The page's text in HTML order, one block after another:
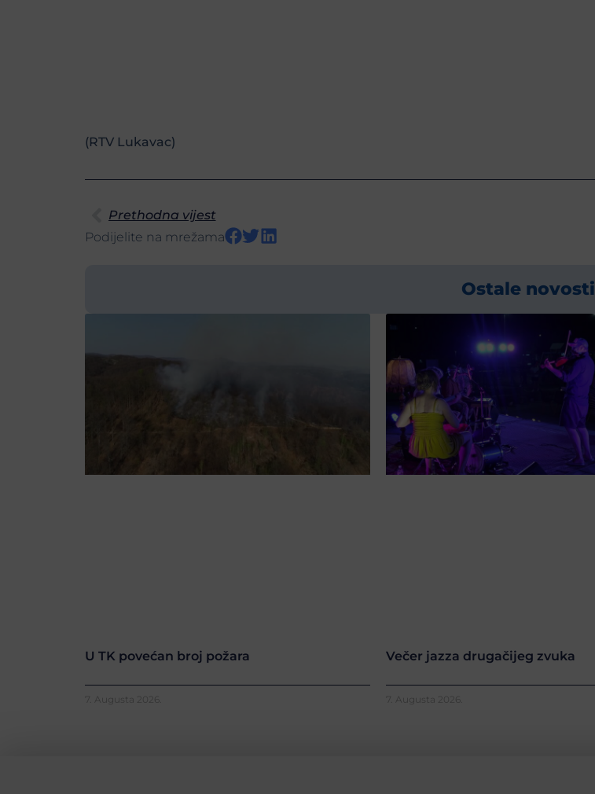
(RTV Lukavac)
Prethodna vijest
Podijelite na mrežama
Ostale novosti
U TK povećan broj požara
7. Augusta 2026.
Večer jazza drugačijeg zvuka
7. Augusta 2026.